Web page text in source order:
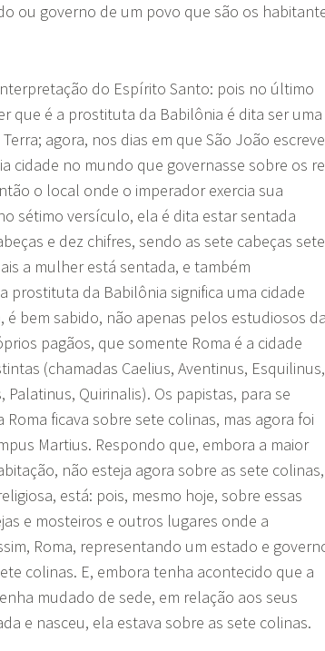
ou governo de um povo que são os
do Espírito Santo: pois no último
que é a prostituta da Babilônia é dita ser uma
agora, nos dias em que São João
cidade no mundo que governasse sobre os
o local onde o imperador exercia sua
sétimo versículo, ela é dita estar sentada
e dez chifres, sendo as sete cabeças sete
a mulher está sentada, e também
prostituta da Babilônia significa uma cidade
é bem sabido, não apenas pelos estudiosos
pagãos, que somente Roma é a cidade
(chamadas Caelius, Aventinus, Esquilinus,
Palatinus, Quirinalis). Os papistas, para se
ficava sobre sete colinas, mas agora foi
Martius. Respondo que, embora a maior
não esteja agora sobre as sete colinas,
está: pois, mesmo hoje, sobre essas
e mosteiros e outros lugares onde a
Roma, representando um estado e
colinas. E, embora tenha acontecido que a
mudado de sede, em relação aos seus
e nasceu, ela estava sobre as sete colinas.